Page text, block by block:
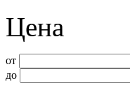
Цена
от
до